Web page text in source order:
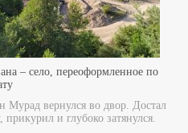
– село, переоформленное по
Мурад вернулся во двор. Достал
прикурил и глубоко затянулся.